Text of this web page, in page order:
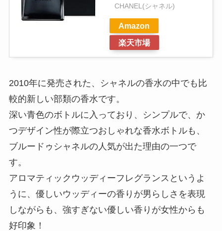
CHANEL(シャネル)
Amazon
楽天市場
2010年に発売された、シャネルの香水の中でも比
較的新しい部類の香水です。
深い青色のボトルに入っており、シンプルで、か
つデザイン性が際立つおしゃれな香水ボトルも、
ブルードゥシャネルの人気が出た理由の一つで
す。
アロマティックウッディーフレグランスというよ
うに、優しいウッディーの香りが男らしさを表現
しながらも、強すぎない優しい香りが女性からも
好印象！